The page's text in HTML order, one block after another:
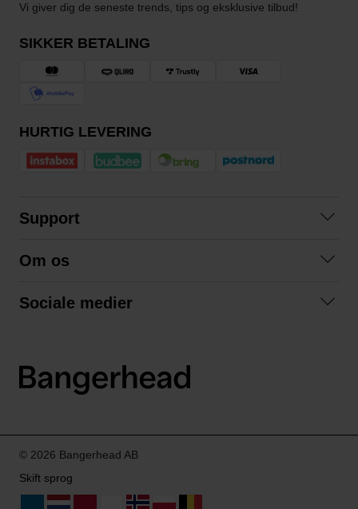
Vi giver dig de seneste trends, tips og eksklusive tilbud!
SIKKER BETALING
HURTIG LEVERING
Support
Betingelser
Om os
Sociale medier
LinkedIn
© 2026 Bangerhead AB
Skift sprog